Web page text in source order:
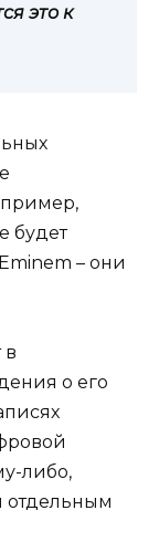
это к
будет
– они
в
о его
либо,
отдельным